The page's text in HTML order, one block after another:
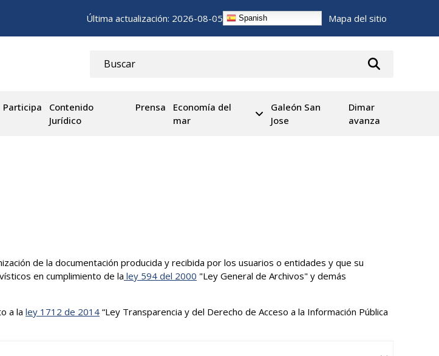
Última actualización: 2026-08-05 Spanish Mapa del sitio
Participa
Contenido
Jurídico
Prensa
Economía del
mar
Galeón San
Jose
Dimar
avanza
de la documentación producida y recibida por los usuarios o entidades y que su
en cumplimiento de la ley 594 del 2000 "Ley General de Archivos" y demás
a la ley 1712 de 2014 “Ley Transparencia y del Derecho de Acceso a la Información Pública